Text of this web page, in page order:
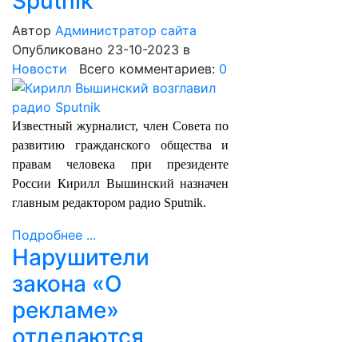
Автор Администратор сайта
Опубликовано 23-10-2023 в
Новости Всего комментариев: 0
Известный журналист, член Совета по
развитию гражданского общества и
правам человека при президенте
России Кирилл Вышинский назначен
главным редактором радио Sputnik.
Подробнее ...
Нарушители
закона «О
рекламе»
отделаются